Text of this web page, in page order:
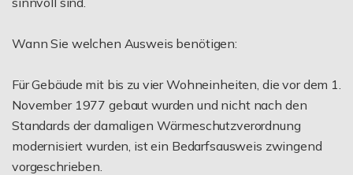
Wann Sie welchen Ausweis benötigen:
Für Gebäude mit bis zu vier Wohneinheiten, die vor dem 1.
November 1977 gebaut wurden und nicht nach den
Standards der damaligen Wärmeschutzverordnung
modernisiert wurden, ist ein Bedarfsausweis zwingend
vorgeschrieben.